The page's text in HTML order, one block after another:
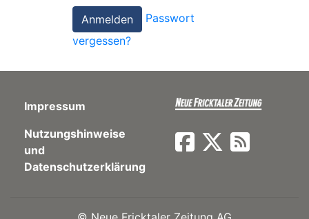
Paper
App
Passwort
vergessen?
Impressum
Nutzungshinweise
und
Datenschutzerklärung